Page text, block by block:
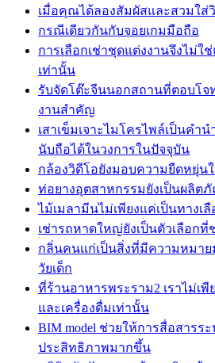
เมื่อคุณได้ลองสัมผัสและสวมใส่
กรณีเดียวกันกับจอยเกมมือถือ
การเลือกเช่าชุดแต่งงานจึงไม่ใ
เท่านั้น
รับจัดโต๊ะจีนนอกสถานที่ตอบโจ
งานสำคัญ
เสาเข็มเจาะไมโครไพล์เป็นคำ
นับถือได้ในวงการในปัจจุบัน
กล้องวิดีโอยังมอบความยืดหยุ่น
ท่อยางอุตสาหกรรมยังเป็นผลิ
ไม้เมลามีนไม่เพียงแค่เป็นทาง
เช่ารถหาดใหญ่ยังเป็นตัวเลือก
กลิ่นคนแก่เป็นสิ่งที่มีความหมาย
วัยเด็ก
ที่ร้านอาหารพระราม2 เราไม่เ
และเครื่องดื่มเท่านั้น
BIM model ช่วยให้การสื่อสารร
ประสิทธิภาพมากขึ้น